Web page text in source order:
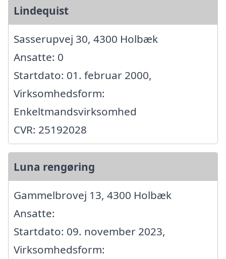
Lindequist
Sasserupvej 30, 4300 Holbæk
Ansatte: 0
Startdato: 01. februar 2000,
Virksomhedsform:
Enkeltmandsvirksomhed
CVR: 25192028
Luna rengøring
Gammelbrovej 13, 4300 Holbæk
Ansatte:
Startdato: 09. november 2023,
Virksomhedsform: